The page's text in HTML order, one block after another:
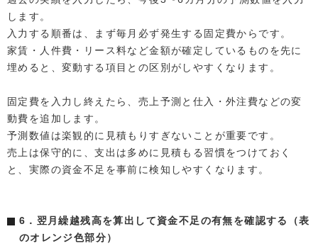
します。
入力する順番は、まず毎月必ず発生する固定費からです。
家賃・人件費・リース料など金額が確定しているものを先に
埋めると、変動する項目との区別がしやすくなります。
固定費を入力し終えたら、売上予測と仕入・外注費などの変
動費を追加します。
予測数値は楽観的に見積もりすぎないことが重要です。
売上は保守的に、支出は多めに見積もる習慣をつけておく
と、実際の資金不足を事前に検知しやすくなります。
6．翌月繰越残高を算出して資金不足の有無を確認する（表
のオレンジ色部分）